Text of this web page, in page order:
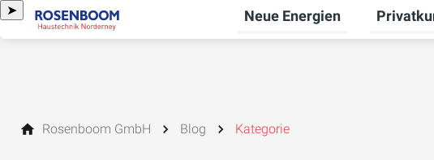
➤ Neue Energien
Rosenboom GmbH Blog Kategorie